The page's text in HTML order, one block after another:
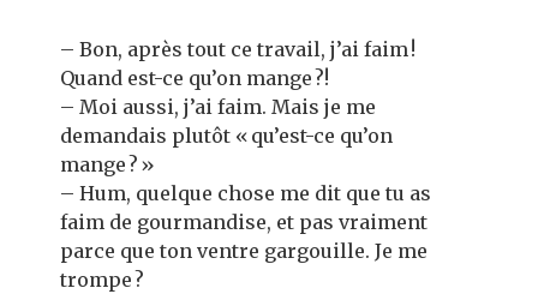
– Bon, après tout ce travail, j’ai faim !
Quand est-ce qu’on mange ?!
– Moi aussi, j’ai faim. Mais je me
demandais plutôt « qu’est-ce qu’on
mange ? »
– Hum, quelque chose me dit que tu as
faim de gourmandise, et pas vraiment
parce que ton ventre gargouille. Je me
trompe ?